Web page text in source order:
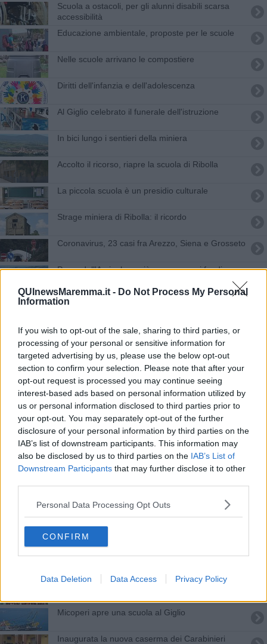
QUInewsMaremma.it - Do Not Process My Personal
Information
If you wish to opt-out of the sale, sharing to third parties, or
processing of your personal or sensitive information for
targeted advertising by us, please use the below opt-out
section to confirm your selection. Please note that after your
opt-out request is processed you may continue seeing
interest-based ads based on personal information utilized by
us or personal information disclosed to third parties prior to
your opt-out. You may separately opt-out of the further
disclosure of your personal information by third parties on the
IAB’s list of downstream participants. This information may
also be disclosed by us to third parties on the IAB’s List of
Downstream Participants that may further disclose it to other
Personal Data Processing Opt Outs
CONFIRM
Data Deletion Data Access Privacy Policy
Scuola a ostacoli, per gli alunni disabili scarsa
accessibilità
Educazione ambientale, proposte per le scuole
Nelle scuole arrivano le compostiere
Diritti dell'infanzia e dell'adolescenza
Al Giglio celebrato il funerale dell'istruzione
In bici lungo i sentieri della miniera
Accolto il ricorso, riapre la scuola di Ribolla
La piccola scuola è un presidio culturale
Strage miniera di Ribolla: il ricordo
Coronavirus, 23 casi fra Arezzo, Siena e Grosseto
Parco dell'Arcipelago più green, ecco i fondi
Covid, chiusura scuole prorogata al Giglio
Screening studenti al via, scuole ancora chiuse
Caldaia e infissi nuovi alla scuola dell'infanzia
Insegnanti di ginnastica, concorso con posti
anche in Toscana
Ecco i bandi per assumere 30mila docenti
Via al concorso per docenti, in Toscana oltre
29mila candidati
Seif, le Blue Schools conquistano l'Arcipelago
A scuola è già ora di "Ri-creazione"
Il premio in memoria delle vittime dell'alluvione
Micoperi apre una scuola al Giglio
Inaugurata la nuova caserma dei Carabinieri